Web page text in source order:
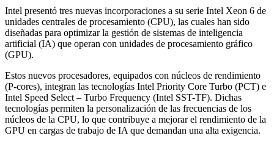
Intel presentó tres nuevas incorporaciones a su serie Intel Xeon 6 de
unidades centrales de procesamiento (CPU), las cuales han sido
diseñadas para optimizar la gestión de sistemas de inteligencia
artificial (IA) que operan con unidades de procesamiento gráfico
(GPU).
Estos nuevos procesadores, equipados con núcleos de rendimiento
(P-cores), integran las tecnologías Intel Priority Core Turbo (PCT) e
Intel Speed Select – Turbo Frequency (Intel SST-TF). Dichas
tecnologías permiten la personalización de las frecuencias de los
núcleos de la CPU, lo que contribuye a mejorar el rendimiento de la
GPU en cargas de trabajo de IA que demandan una alta exigencia.